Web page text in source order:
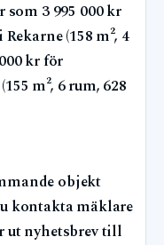
3 995 000 kr
(158 m², 4
kr för
m², 6 rum, 628
objekt
kontakta mäklare
ut nyhetsbrev till